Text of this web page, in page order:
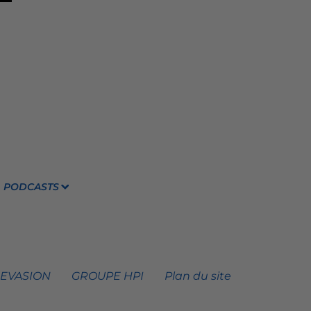
PODCASTS
GROUPE HPI Plan du site